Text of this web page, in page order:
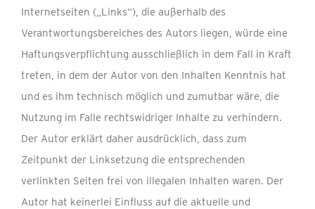
Internetseiten („Links“), die außerhalb des
Verantwortungsbereiches des Autors liegen, würde eine
Haftungsverpflichtung ausschließlich in dem Fall in Kraft
treten, in dem der Autor von den Inhalten Kenntnis hat
und es ihm technisch möglich und zumutbar wäre, die
Nutzung im Falle rechtswidriger Inhalte zu verhindern.
Der Autor erklärt daher ausdrücklich, dass zum
Zeitpunkt der Linksetzung die entsprechenden
verlinkten Seiten frei von illegalen Inhalten waren. Der
Autor hat keinerlei Einfluss auf die aktuelle und